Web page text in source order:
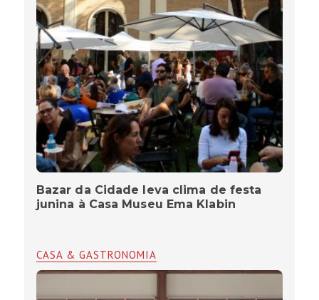
Bazar da Cidade leva clima de festa
junina à Casa Museu Ema Klabin
CASA & GASTRONOMIA